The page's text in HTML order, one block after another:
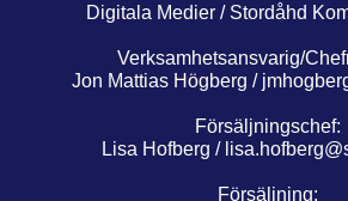
Digitala Medier / Stordåhd
Verksamhetsansvarig/
Jon Mattias Högberg /
Försäljningschef:
Lisa Hofberg /
Försäljning: